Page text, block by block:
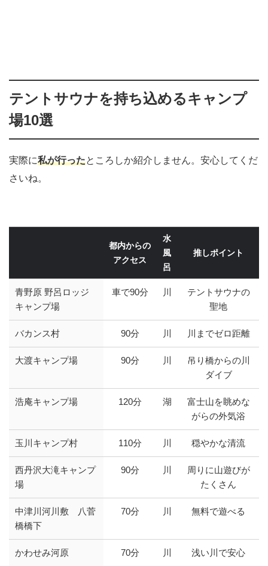
テントサウナを持ち込めるキャンプ
場10選
実際に私が行ったところしか紹介しません。安心してくだ
さいね。
都内からの
アクセス
水
風
呂
推しポイント
青野原 野呂ロッジ
キャンプ場
車で90分 川
テントサウナの
聖地
バカンス村 90分 川 川までゼロ距離
大渡キャンプ場 90分 川
吊り橋からの川
ダイブ
浩庵キャンプ場 120分 湖
富士山を眺めな
がらの外気浴
玉川キャンプ村 110分 川 穏やかな清流
西丹沢大滝キャンプ
場
90分 川
周りに山遊びが
たくさん
中津川河川敷 八菅
橋橋下
70分 川 無料で遊べる
かわせみ河原 70分 川 浅い川で安心